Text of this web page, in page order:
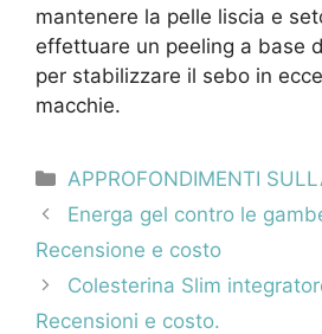
mantenere la pelle liscia e
effettuare un peeling a base
per stabilizzare il sebo in
macchie.
Categorie
APPROFONDIMENTI
Navigazione
articolo
Energa gel contro le
Recensione e costo
Colesterina Slim
Recensioni e costo.